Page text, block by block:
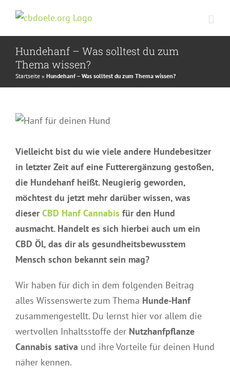
Inhalt
springen
Hundehanf – Was solltest du zum
Thema wissen?
Startseite » Hundehanf – Was solltest du zum Thema wissen?
Vielleicht bist du wie viele andere Hundebesitzer
in letzter Zeit auf eine Futterergänzung gestoßen,
die Hundehanf heißt. Neugierig geworden,
möchtest du jetzt mehr darüber wissen, was
dieserCBD Hanf Cannabis für den Hund
ausmacht. Handelt es sich hierbei auch um ein
CBD Öl, das dir als gesundheitsbewusstem
Mensch schon bekannt sein mag?
Wir haben für dich in dem folgenden Beitrag
alles Wissenswerte zum Thema Hunde-Hanf
zusammengestellt. Du lernst hier vor allem die
wertvollen Inhaltsstoffe der Nutzhanfpflanze
Cannabis sativa und ihre Vorteile für deinen Hund
näher kennen.